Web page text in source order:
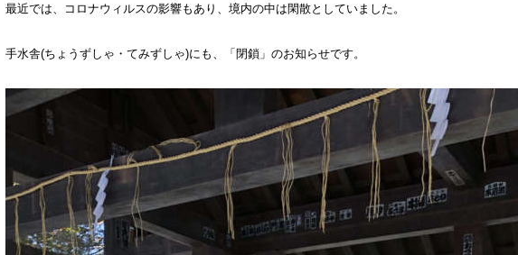
最近では、コロナウィルスの影響もあり、境内の中は閑散としていました。
手水舎(ちょうずしゃ・てみずしゃ)にも、「閉鎖」のお知らせです。